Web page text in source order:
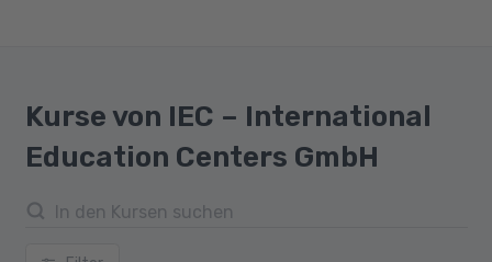
Kurse von IEC – International
Education Centers GmbH